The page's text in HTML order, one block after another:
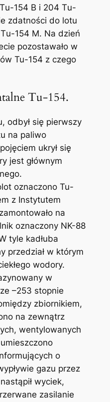
154 B i 204 Тu-
zdatności do lotu
154 M. Na dzień
pozostawało w
Tu-154 z czego
Tu-154.
odbył się pierwszy
na paliwo
ukrył się
jest głównym
oznaczono Tu-
z Instytutem
na
oznaczony NK-88
tyle kadłuba
przedział w którym
wodory.
w
–253 stopnie
zbiornikiem,
na zewnątrz
wentylowanych
o
gazu przez
wyciek,
zasilanie